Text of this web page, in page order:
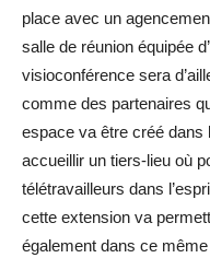
place avec un
salle de réunion équipée
visioconférence sera
comme des partenaires
espace va être créé dans
accueillir un tiers-lieu où
télétravailleurs dans
cette extension va
également dans ce